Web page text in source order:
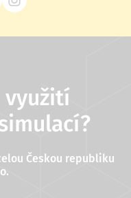
využití
Českou republiku